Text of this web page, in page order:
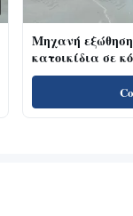
Μηχανή
κατοικίδια σε
κοτόπουλου
για γάτες με
πρωτεΐνη,